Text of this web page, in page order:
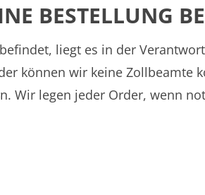
BESTELLUNG
liegt es in der
können wir keine
Wir legen jeder Order, wenn